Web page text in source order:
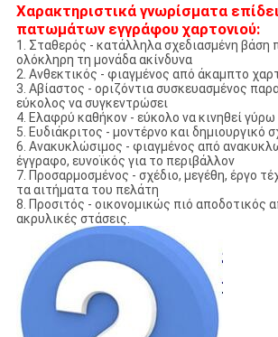
Χαρακτηριστικά γνωρίσματα
πατωμάτων εγγράφου χαρτονιού:
1. Σταθερός - κατάλληλα σχεδιασμένη βάση
ολόκληρη τη μονάδα ακίνδυνα
2. Ανθεκτικός - φιαγμένος από άκαμπτο
3. Αβίαστος - οριζόντια συσκευασμένος
εύκολος να συγκεντρώσει
4. Ελαφρύ καθήκον - εύκολο να κινηθεί γύρω
5. Ευδιάκριτος - μοντέρνο και δημιουργικό
6. Ανακυκλώσιμος - φιαγμένος από
έγγραφο, ευνοϊκός για το περιβάλλον
7. Προσαρμοσμένος - σχέδιο, μεγέθη, έργο
τα αιτήματα του πελάτη
8. Προσιτός - οικονομικώς πιό αποδοτικός
ακρυλικές στάσεις.